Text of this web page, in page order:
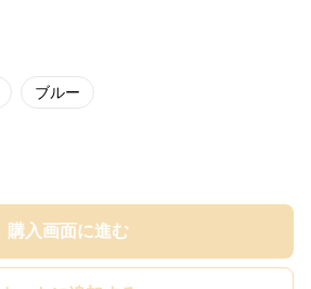
ブルー
購入画面に進む